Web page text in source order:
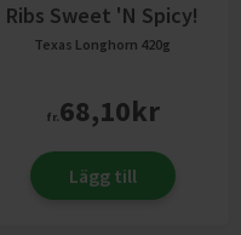
Ribs Sweet 'n Spicy!
Texas Longhorn 420g
fr.68,10kr
Lägg till